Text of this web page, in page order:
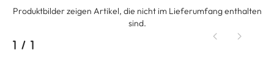
Produktbilder zeigen Artikel, die nicht im Lieferumfang enthalten
sind.
1 / 1